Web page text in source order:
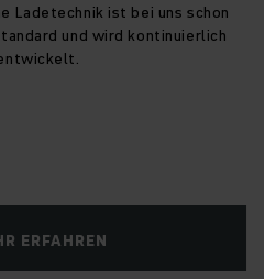
Ladetechnik ist bei uns schon
und wird kontinuierlich
ERFAHREN